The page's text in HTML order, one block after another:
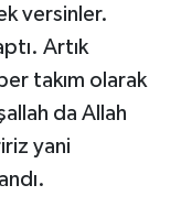
versinler.
Artık
takım olarak
da Allah
yani